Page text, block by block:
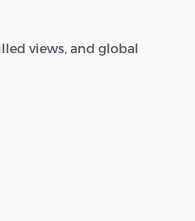
views, and global